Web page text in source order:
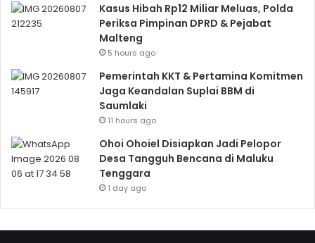
Kasus Hibah Rp12 Miliar Meluas, Polda
Periksa Pimpinan DPRD & Pejabat
Malteng
5 hours ago
Pemerintah KKT & Pertamina Komitmen
Jaga Keandalan Suplai BBM di
Saumlaki
11 hours ago
Ohoi Ohoiel Disiapkan Jadi Pelopor
Desa Tangguh Bencana di Maluku
Tenggara
1 day ago